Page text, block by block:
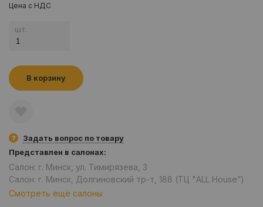
Цена с НДС
шт.
В корзину
Задать вопрос по товару
Представлен в салонах:
Салон: г. Минск, ул. Тимирязева, 3
Салон: г. Минск, Долгиновский тр-т, 188 (ТЦ "ALL House”)
Смотреть ещё салоны